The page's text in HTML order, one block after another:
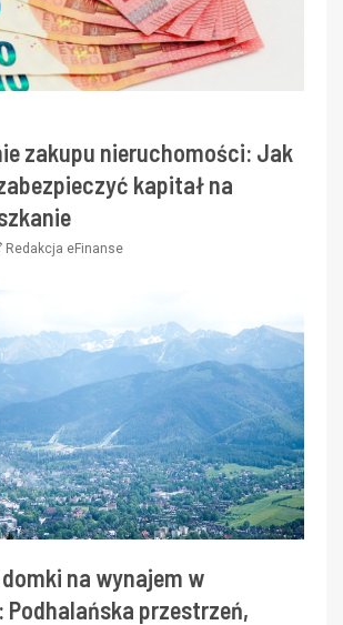
zakupu nieruchomości: Jak
kapitał na
Redakcja eFinanse
na wynajem w
Podhalańska przestrzeń,